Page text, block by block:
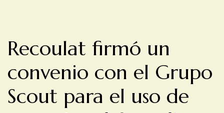
Recoulat firmó un
convenio con el Grupo
Scout para el uso de